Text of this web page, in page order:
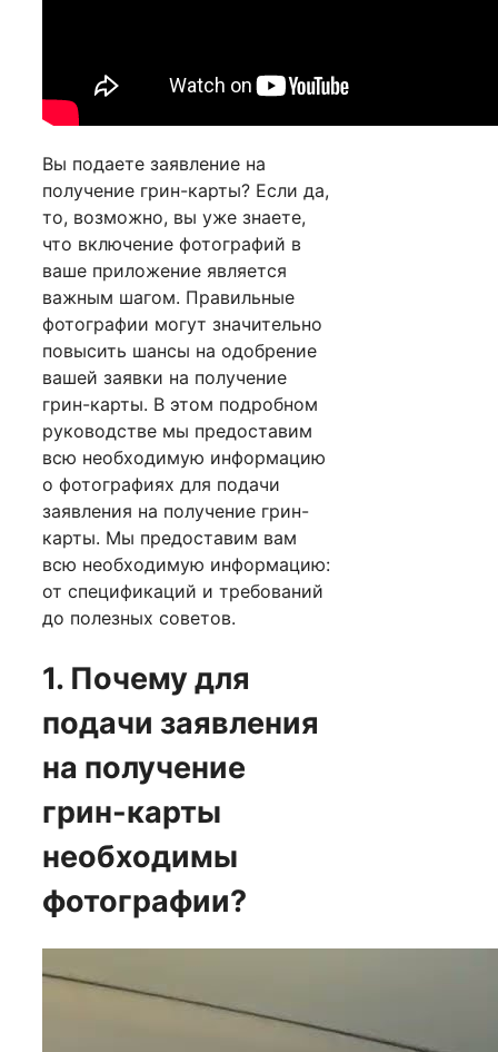
Вы подаете заявление на
получение грин-карты? Если да,
то, возможно, вы уже знаете,
что включение фотографий в
ваше приложение является
важным шагом. Правильные
фотографии могут значительно
повысить шансы на одобрение
вашей заявки на получение
грин-карты. В этом подробном
руководстве мы предоставим
всю необходимую информацию
о фотографиях для подачи
заявления на получение грин-
карты. Мы предоставим вам
всю необходимую информацию:
от спецификаций и требований
до полезных советов.
1. Почему для
подачи заявления
на получение
грин-карты
необходимы
фотографии?